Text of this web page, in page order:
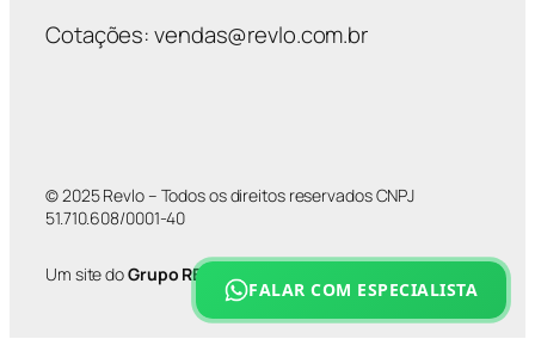
Cotações: vendas@revlo.com.br
© 2025 Revlo – Todos os direitos reservados CNPJ
51.710.608/0001-40
Um site doGrupo REVLO
FALAR COM ESPECIALISTA